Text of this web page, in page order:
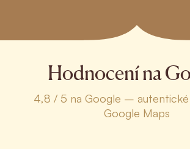
Hodnocení na
4,8 / 5 na Google –
Google Maps